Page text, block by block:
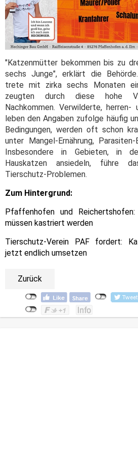
"Katzenmütter bekommen bis zu
sechs Junge", erklärt die
trete mit zirka sechs Monaten
zeugten durch diese hohe
Nachkommen. Verwilderte,
leben den Angaben zufolge häufig
Bedingungen, werden oft schon
unter Mangel-Ernährung,
Insbesondere in Gebieten, in
Hauskatzen ansiedeln, führe
Tierschutz-Problemen.
Zum Hintergrund:
Pfaffenhofen und
müssen kastriert werden
Tierschutz-Verein PAF fordert:
jetzt endlich umsetzen
Zurück